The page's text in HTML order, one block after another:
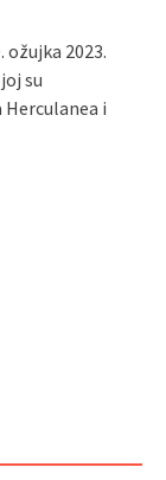
ožujka 2023.
su
i